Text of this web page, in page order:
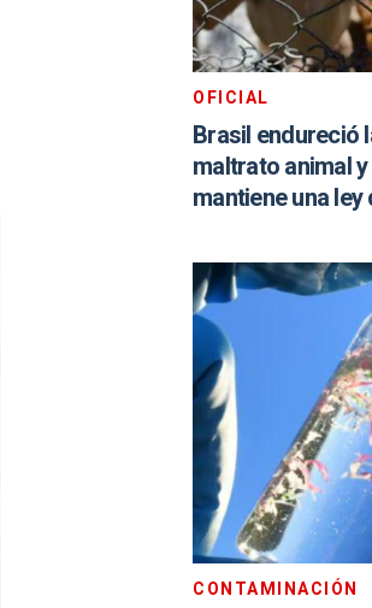
OFICIAL
Brasil endureció
maltrato animal
mantiene una ley
CONTAMINACIÓN